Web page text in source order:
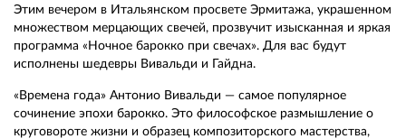
Этим вечером в Итальянском просвете Эрмитажа, украшенном
множеством мерцающих свечей, прозвучит изысканная и яркая
программа «Ночное барокко при свечах». Для вас будут
исполнены шедевры Вивальди и Гайдна.
«Времена года» Антонио Вивальди — самое популярное
сочинение эпохи барокко. Это философское размышление о
круговороте жизни и образец композиторского мастерства,